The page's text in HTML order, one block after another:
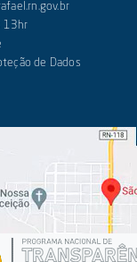
13hr
de Dados